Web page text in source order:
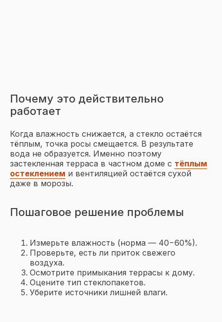
Почему это действительно
работает
Когда влажность снижается, а стекло остаётся
тёплым, точка росы смещается. В результате
вода не образуется. Именно поэтому
застекленная терраса в частном доме с тёплым
остеклением и вентиляцией остаётся сухой
даже в морозы.
Пошаговое решение проблемы
Измерьте влажность (норма — 40−60%).
Проверьте, есть ли приток свежего
воздуха.
Осмотрите примыкания террасы к дому.
Оцените тип стеклопакетов.
Уберите источники лишней влаги.
на бесплатный замер
прямо сейчас
+7